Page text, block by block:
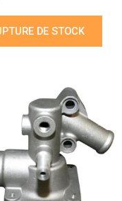
DE STOCK